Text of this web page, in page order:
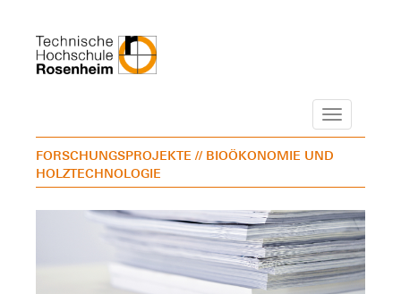
Navigation
FORSCHUNGSPROJEKTE // BIOÖKONOMIE UND
HOLZTECHNOLOGIE